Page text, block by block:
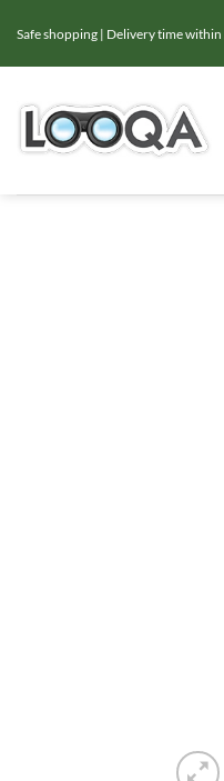
naar
inhoud
Safe shopping | Delivery time